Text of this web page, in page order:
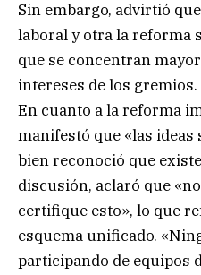
Sin embargo, advirtió
laboral y otra la reforma
que se concentran
intereses de los gremios.
En cuanto a la reforma
manifestó que «las ideas
bien reconoció que
discusión, aclaró que
certifique esto», lo que
esquema unificado.
participando de equipos